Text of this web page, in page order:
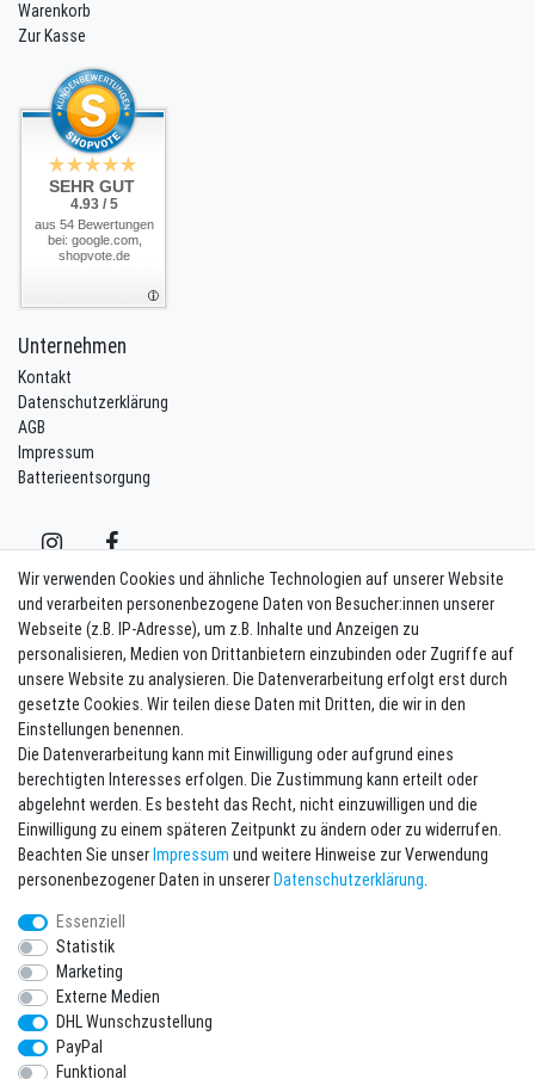
Warenkorb
Zur Kasse
SEHR GUT
4.93 / 5
aus 54 Bewertungen
bei: google.com,
shopvote.de
Unternehmen
Kontakt
Datenschutzerklärung
AGB
Impressum
Batterieentsorgung
Vertrag widerrufen Kontakt
Newsletter eintragen
Melde Dich an um alle Vorteile zu genießen. Plus 10 EUR Gutschein für
die Newsletteranmeldung, einlösbar ab 75 EUR Warenwert!
E-MAIL **
Newsletter
Honig
Hiermit bestätige ich, dass ich dieDaten­schutz­erklärunggelesen habe. Meine
Einwilligung kann ich jederzeit widerrufen.**
* Pflichtfeld
Ich möchte den Newsletter abonnieren. Bitte senden Sie mir entsprechend
Ihrer
Daten­schutz­erklärung
Wir verwenden Cookies und ähnliche Technologien auf unserer Website
und verarbeiten personenbezogene Daten von Besucher:innen unserer
Webseite (z.B. IP-Adresse), um z.B. Inhalte und Anzeigen zu
personalisieren, Medien von Drittanbietern einzubinden oder Zugriffe auf
unsere Website zu analysieren. Die Datenverarbeitung erfolgt erst durch
gesetzte Cookies. Wir teilen diese Daten mit Dritten, die wir in den
Einstellungen benennen.
Die Datenverarbeitung kann mit Einwilligung oder aufgrund eines
berechtigten Interesses erfolgen. Die Zustimmung kann erteilt oder
abgelehnt werden. Es besteht das Recht, nicht einzuwilligen und die
Einwilligung zu einem späteren Zeitpunkt zu ändern oder zu widerrufen.
Beachten Sie unserImpressum und weitere Hinweise zur Verwendung
personenbezogener Daten in unsererDaten­schutz­erklärung.
Essenziell
Statistik
Marketing
Externe Medien
DHL Wunschzustellung
PayPal
Funktional